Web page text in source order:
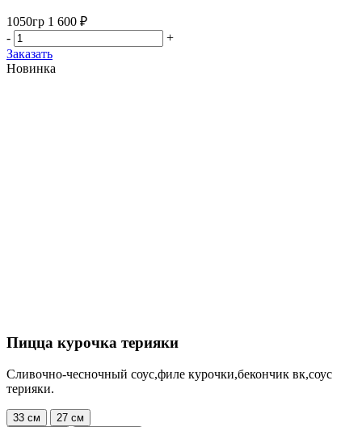
1050гр 1 600 ₽
-
+
Заказать
Новинка
Пицца курочка терияки
Сливочно-чесночный соус,филе курочки,бекончик вк,соус
терияки.
33 см
27 см